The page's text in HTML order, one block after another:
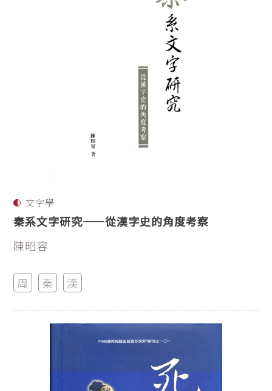
文字學
秦系文字研究——從漢字史的角度考察
陳昭容
周 秦 漢